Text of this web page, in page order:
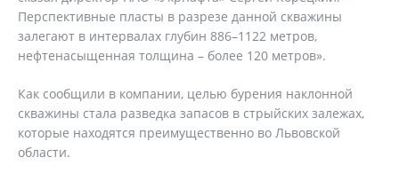
Перспективные пласты в разрезе данной скважины
залегают в интервалах глубин 886–1122 метров,
нефтенасыщенная толщина – более 120 метров».
Как сообщили в компании, целью бурения наклонной
скважины стала разведка запасов в стрыйских залежах,
которые находятся преимущественно во Львовской
области.